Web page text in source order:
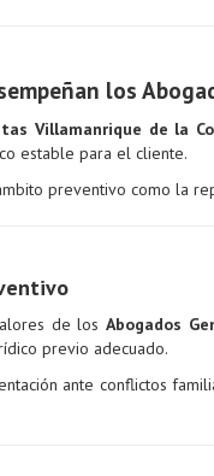
los
Villamanrique de la
estable para el cliente.
preventivo como la
de losAbogados
previo adecuado.
ante conflictos